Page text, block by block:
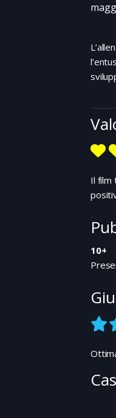
Il film
10+